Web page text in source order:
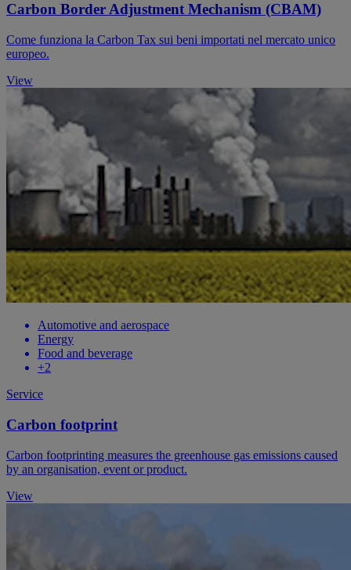
Carbon Border Adjustment Mechanism (CBAM)
Come funziona la Carbon Tax sui beni importati nel mercato unico
europeo.
View
Automotive and aerospace
Energy
Food and beverage
+2
Service
Carbon footprint
​Carbon footprinting measures the greenhouse gas emissions caused
by an organisation, event or product.
View